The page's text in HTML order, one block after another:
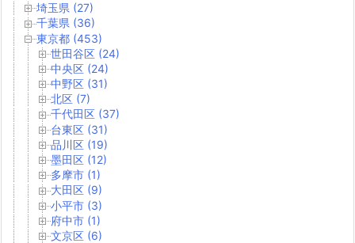
埼玉県 (27)
千葉県 (36)
東京都 (453)
世田谷区 (24)
中央区 (24)
中野区 (31)
北区 (7)
千代田区 (37)
台東区 (31)
品川区 (19)
墨田区 (12)
多摩市 (1)
大田区 (9)
小平市 (3)
府中市 (1)
文京区 (6)